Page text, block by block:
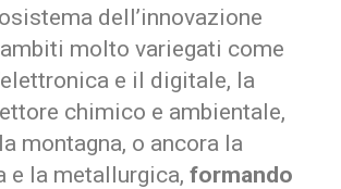
dell’innovazione
molto variegati come
e il digitale, la
chimico e ambientale,
montagna, o ancora la
e la metallurgica, formando